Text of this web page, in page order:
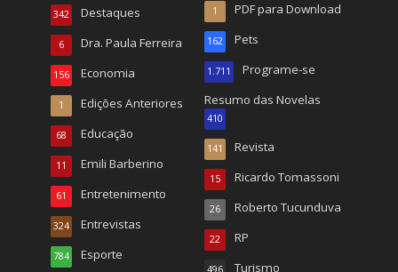
Destaques
342
Dra. Paula Ferreira
6
Economia
156
Edições Anteriores
1
Educação
68
Emili Barberino
11
Entretenimento
61
Entrevistas
324
Esporte
784
PDF para Download
1
Pets
162
Programe-se
1.711
Resumo das Novelas
410
Revista
141
Ricardo Tomassoni
15
Roberto Tucunduva
26
RP
22
Turismo
496